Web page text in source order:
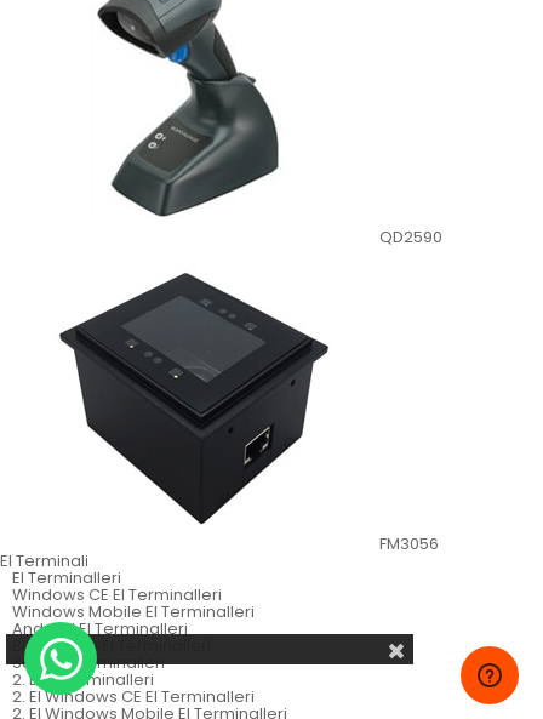
QD2590
FM3056
El Terminali
El Terminalleri
Windows CE El Terminalleri
Windows Mobile El Terminalleri
Android El Terminalleri
Batch Tarzı El Terminalleri
Sabit El Terminalleri
2. El El Terminalleri
2. El Windows CE El Terminalleri
2. El Windows Mobile El Terminalleri